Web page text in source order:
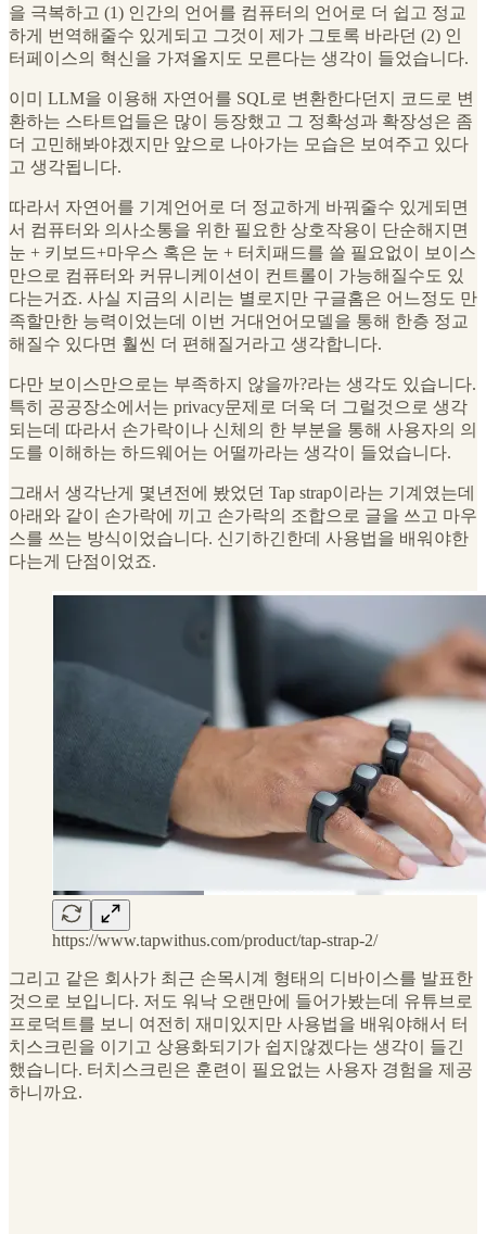
을 극복하고 (1) 인간의 언어를 컴퓨터의 언어로 더 쉽고 정교
하게 번역해줄수 있게되고 그것이 제가 그토록 바라던 (2) 인
터페이스의 혁신을 가져올지도 모른다는 생각이 들었습니다.
이미 LLM을 이용해 자연어를 SQL로 변환한다던지 코드로 변
환하는 스타트업들은 많이 등장했고 그 정확성과 확장성은 좀
더 고민해봐야겠지만 앞으로 나아가는 모습은 보여주고 있다
고 생각됩니다.
따라서 자연어를 기계언어로 더 정교하게 바꿔줄수 있게되면
서 컴퓨터와 의사소통을 위한 필요한 상호작용이 단순해지면
눈 + 키보드+마우스 혹은 눈 + 터치패드를 쓸 필요없이 보이스
만으로 컴퓨터와 커뮤니케이션이 컨트롤이 가능해질수도 있
다는거죠. 사실 지금의 시리는 별로지만 구글홈은 어느정도 만
족할만한 능력이었는데 이번 거대언어모델을 통해 한층 정교
해질수 있다면 훨씬 더 편해질거라고 생각합니다.
다만 보이스만으로는 부족하지 않을까?라는 생각도 있습니다.
특히 공공장소에서는 privacy문제로 더욱 더 그럴것으로 생각
되는데 따라서 손가락이나 신체의 한 부분을 통해 사용자의 의
도를 이해하는 하드웨어는 어떨까라는 생각이 들었습니다.
그래서 생각난게 몇년전에 봤었던 Tap strap이라는 기계였는데
아래와 같이 손가락에 끼고 손가락의 조합으로 글을 쓰고 마우
스를 쓰는 방식이었습니다. 신기하긴한데 사용법을 배워야한
다는게 단점이었죠.
https://www.tapwithus.com/product/tap-strap-2/
그리고 같은 회사가 최근 손목시계 형태의 디바이스를 발표한
것으로 보입니다. 저도 워낙 오랜만에 들어가봤는데 유튜브로
프로덕트를 보니 여전히 재미있지만 사용법을 배워야해서 터
치스크린을 이기고 상용화되기가 쉽지않겠다는 생각이 들긴
했습니다. 터치스크린은 훈련이 필요없는 사용자 경험을 제공
하니까요.